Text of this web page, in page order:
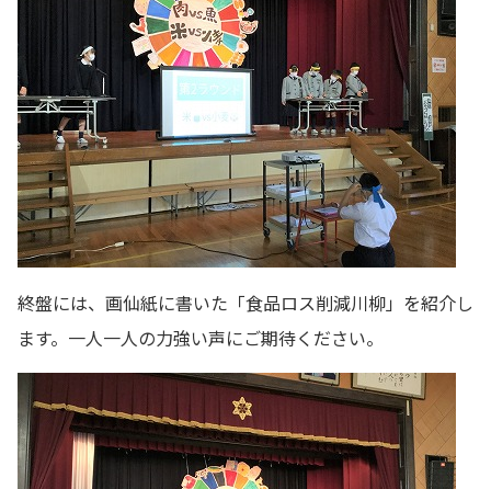
終盤には、画仙紙に書いた「食品ロス削減川柳」を紹介し
ます。一人一人の力強い声にご期待ください。